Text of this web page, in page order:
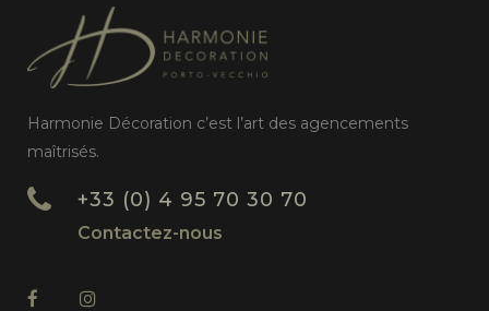
Harmonie Décoration c’est l’art des agencements
maîtrisés.
+33 (0) 4 95 70 30 70
Contactez-nous